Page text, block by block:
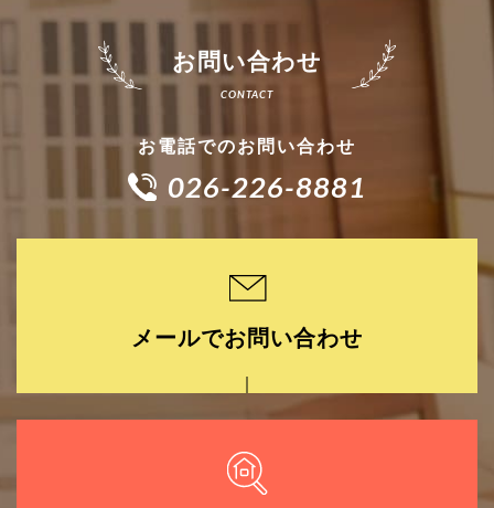
お問い合わせ
お電話でのお問い合わせ
026-226-8881
メールでお問い合わせ